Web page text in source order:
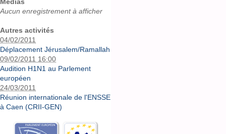
Médias
Aucun enregistrement à afficher
Autres activités
04/02/2011
Déplacement Jérusalem/Ramallah
09/02/2011 16:00
Audition H1N1 au Parlement
européen
24/03/2011
Réunion internationale de l'ENSSE
à Caen (CRII-GEN)